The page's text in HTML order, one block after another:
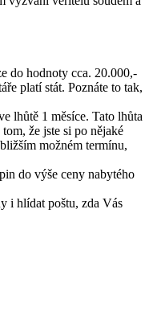
do hodnoty cca. 20.000,-
platí stát. Poznáte to tak,
lhůtě 1 měsíce. Tato lhůta
že jste si po nějaké
možném termínu,
do výše ceny nabytého
i hlídat poštu, zda Vás